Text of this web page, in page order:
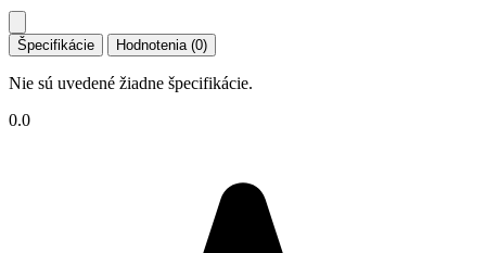
Špecifikácie Hodnotenia (0)
Nie sú uvedené žiadne špecifikácie.
0.0